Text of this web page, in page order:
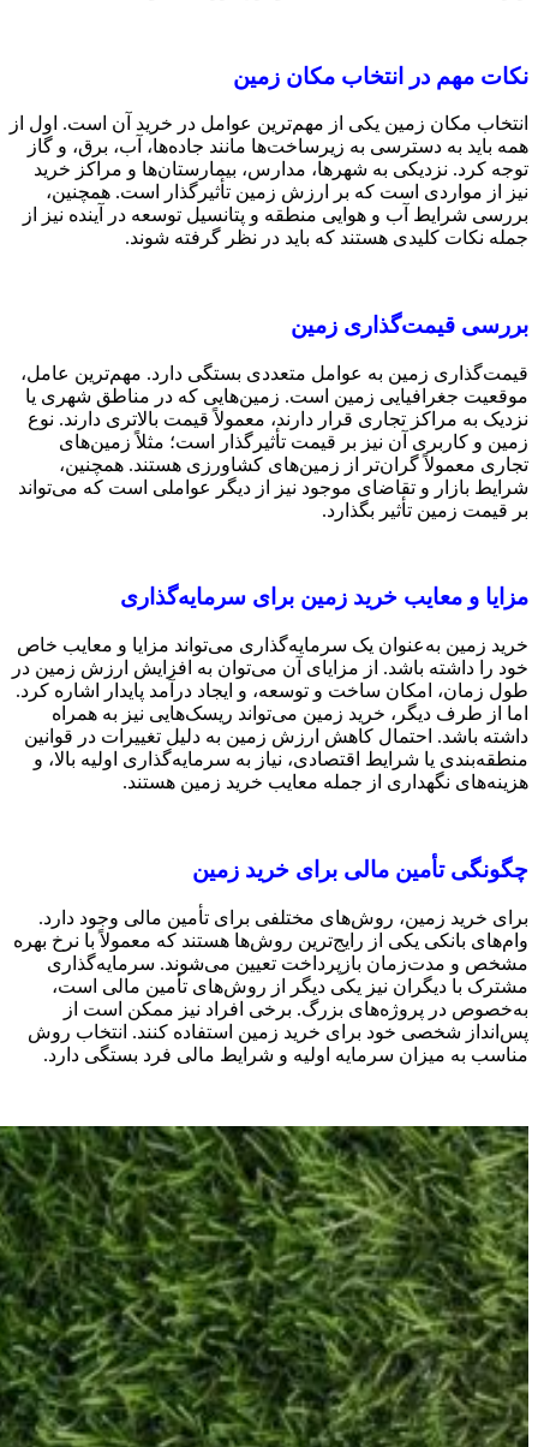
نکات مهم در انتخاب مکان زمین
انتخاب مکان زمین یکی از مهم‌ترین عوامل در خرید آن است. اول از
همه باید به دسترسی به زیرساخت‌ها مانند جاده‌ها، آب، برق، و گاز
توجه کرد. نزدیکی به شهرها، مدارس، بیمارستان‌ها و مراکز خرید
نیز از مواردی است که بر ارزش زمین تأثیرگذار است. همچنین،
بررسی شرایط آب و هوایی منطقه و پتانسیل توسعه در آینده نیز از
جمله نکات کلیدی هستند که باید در نظر گرفته شوند.
بررسی قیمت‌گذاری زمین
قیمت‌گذاری زمین به عوامل متعددی بستگی دارد. مهم‌ترین عامل،
موقعیت جغرافیایی زمین است. زمین‌هایی که در مناطق شهری یا
نزدیک به مراکز تجاری قرار دارند، معمولاً قیمت بالاتری دارند. نوع
زمین و کاربری آن نیز بر قیمت تأثیرگذار است؛ مثلاً زمین‌های
تجاری معمولاً گران‌تر از زمین‌های کشاورزی هستند. همچنین،
شرایط بازار و تقاضای موجود نیز از دیگر عواملی است که می‌تواند
بر قیمت زمین تأثیر بگذارد.
مزایا و معایب خرید زمین برای سرمایه‌گذاری
خرید زمین به‌عنوان یک سرمایه‌گذاری می‌تواند مزایا و معایب خاص
خود را داشته باشد. از مزایای آن می‌توان به افزایش ارزش زمین در
طول زمان، امکان ساخت و توسعه، و ایجاد درآمد پایدار اشاره کرد.
اما از طرف دیگر، خرید زمین می‌تواند ریسک‌هایی نیز به همراه
داشته باشد. احتمال کاهش ارزش زمین به دلیل تغییرات در قوانین
منطقه‌بندی یا شرایط اقتصادی، نیاز به سرمایه‌گذاری اولیه بالا، و
هزینه‌های نگهداری از جمله معایب خرید زمین هستند.
چگونگی تأمین مالی برای خرید زمین
برای خرید زمین، روش‌های مختلفی برای تأمین مالی وجود دارد.
وام‌های بانکی یکی از رایج‌ترین روش‌ها هستند که معمولاً با نرخ بهره
مشخص و مدت‌زمان بازپرداخت تعیین می‌شوند. سرمایه‌گذاری
مشترک با دیگران نیز یکی دیگر از روش‌های تأمین مالی است،
به‌خصوص در پروژه‌های بزرگ. برخی افراد نیز ممکن است از
پس‌انداز شخصی خود برای خرید زمین استفاده کنند. انتخاب روش
مناسب به میزان سرمایه اولیه و شرایط مالی فرد بستگی دارد.